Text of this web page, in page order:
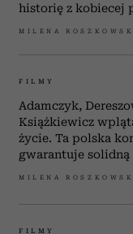
historię z kobiecej
MILENA
FILMY
Adamczyk,
Książkiewicz
życie. Ta polska
gwarantuje solidną
MILENA
FILMY